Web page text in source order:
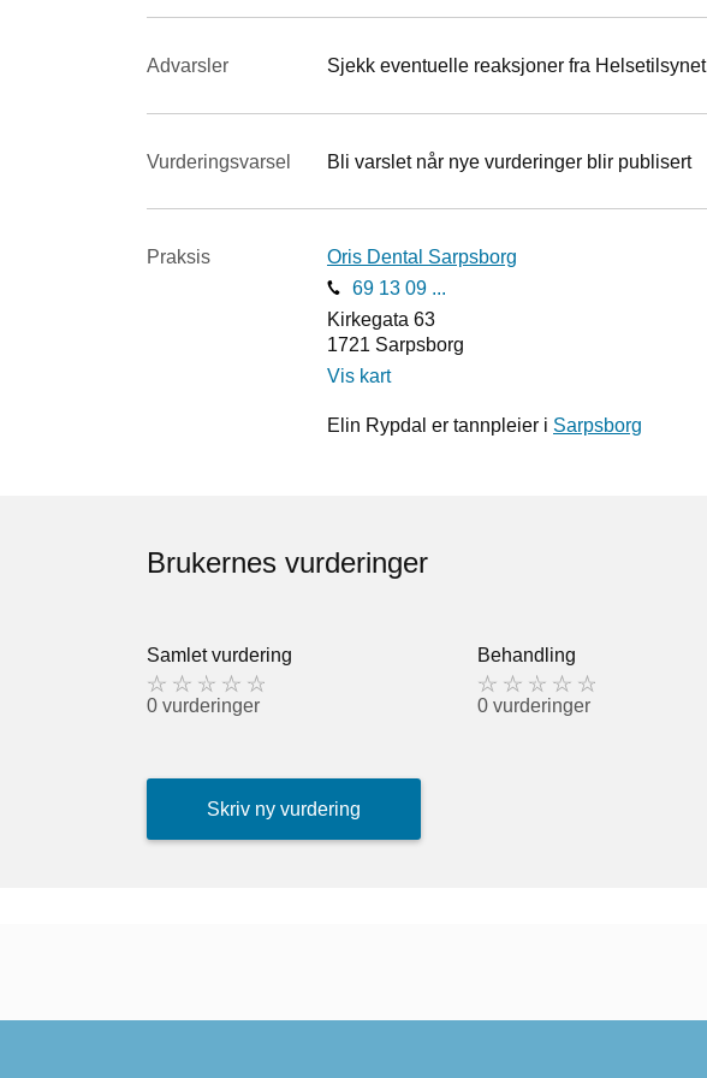
Advarsler Sjekk eventuelle reaksjoner fra Helsetilsynet
Vurderings­varsel Bli varslet når nye vurderinger blir publisert
Praksis
Oris Dental Sarpsborg
69 13 09 ...
Kirkegata 63
1721 Sarpsborg
Vis kart
Elin Rypdal er tannpleier i Sarpsborg
Brukernes vurderinger
Samlet vurdering
0 vurderinger
Behandling
0 vurderinger
Skriv ny vurdering